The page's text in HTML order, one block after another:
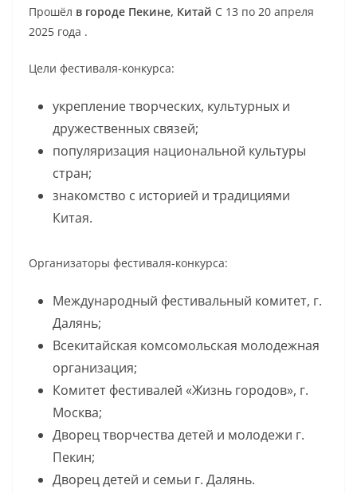
Прошёл в городе Пекине, Китай С 13 по 20 апреля
2025 года .
Цели фестиваля-конкурса:
укрепление творческих, культурных и
дружественных связей;
популяризация национальной культуры
стран;
знакомство с историей и традициями
Китая.
Организаторы фестиваля-конкурса:
Международный фестивальный комитет, г.
Далянь;
Всекитайская комсомольская молодежная
организация;
Комитет фестивалей «Жизнь городов», г.
Москва;
Дворец творчества детей и молодежи г.
Пекин;
Дворец детей и семьи г. Далянь.